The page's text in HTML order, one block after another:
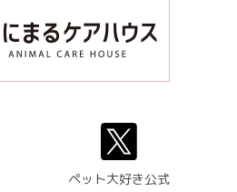
ペット大好き公式